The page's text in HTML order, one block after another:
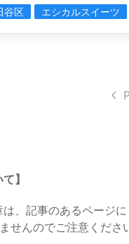
谷区 エシカルスイーツ
】
、記事のあるページ
せんのでご注意くださ